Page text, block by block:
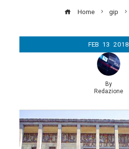
Home gip
FEB 13 2018
By
Redazione